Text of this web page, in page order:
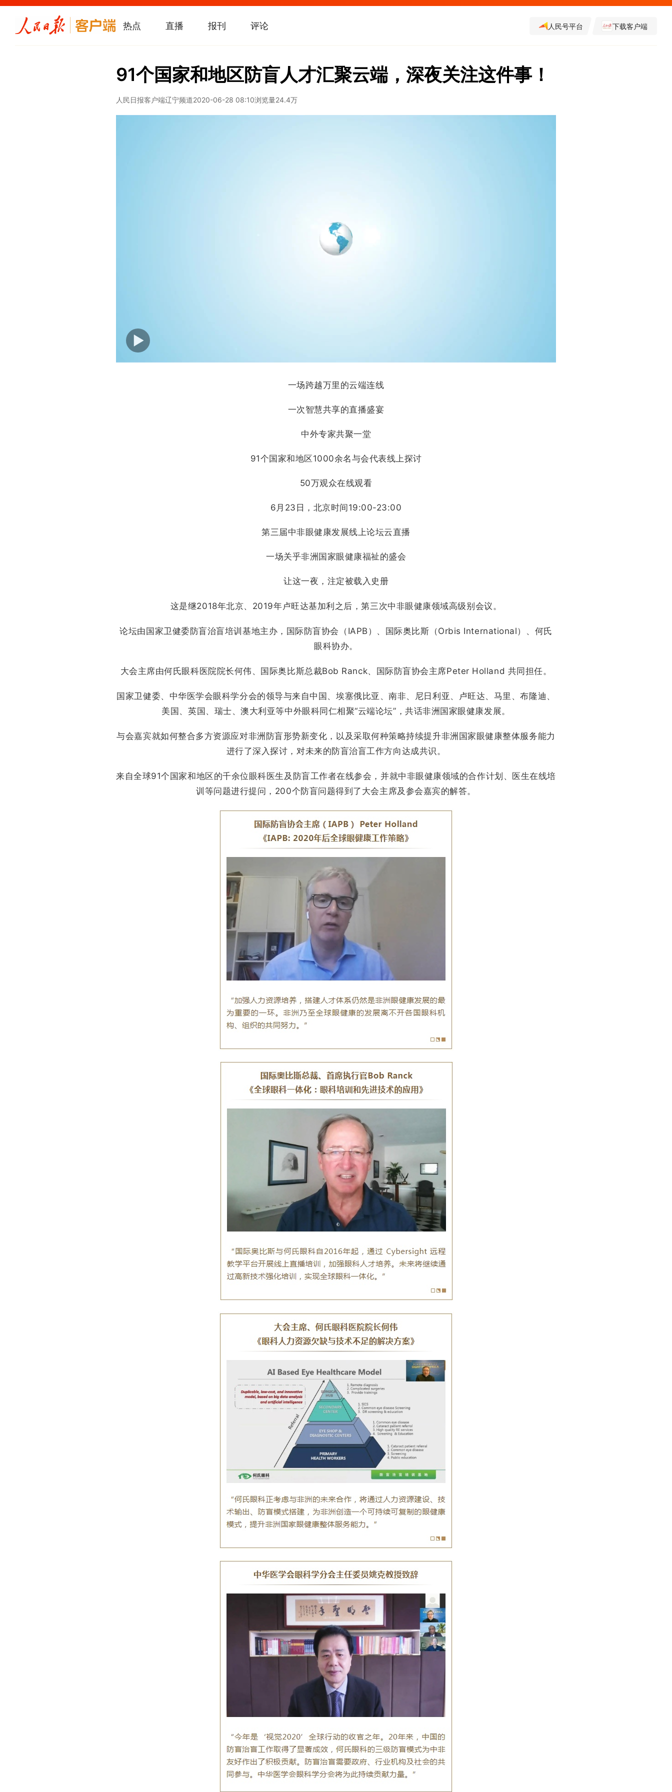
热点 直播 报刊 评论 人民号平台 下载客户端
91个国家和地区防盲人才汇聚云端，深夜关注这件事！
人民日报客户端辽宁频道2020-06-28 08:10浏览量24.4万
一场跨越万里的云端连线
一次智慧共享的直播盛宴
中外专家共聚一堂
91个国家和地区1000余名与会代表线上探讨
50万观众在线观看
6月23日，北京时间19:00-23:00
第三届中非眼健康发展线上论坛云直播
一场关乎非洲国家眼健康福祉的盛会
让这一夜，注定被载入史册
这是继2018年北京、2019年卢旺达基加利之后，第三次中非眼健康领域高级别会议。
论坛由国家卫健委防盲治盲培训基地主办，国际防盲协会（IAPB）、国际奥比斯（Orbis International）、何氏
眼科协办。
大会主席由何氏眼科医院院长何伟、国际奥比斯总裁Bob Ranck、国际防盲协会主席Peter Holland 共同担任。
国家卫健委、中华医学会眼科学分会的领导与来自中国、埃塞俄比亚、南非、尼日利亚、卢旺达、马里、布隆迪、
美国、英国、瑞士、澳大利亚等中外眼科同仁相聚“云端论坛”，共话非洲国家眼健康发展。
与会嘉宾就如何整合多方资源应对非洲防盲形势新变化，以及采取何种策略持续提升非洲国家眼健康整体服务能力
进行了深入探讨，对未来的防盲治盲工作方向达成共识。
来自全球91个国家和地区的千余位眼科医生及防盲工作者在线参会，并就中非眼健康领域的合作计划、医生在线培
训等问题进行提问，200个防盲问题得到了大会主席及参会嘉宾的解答。